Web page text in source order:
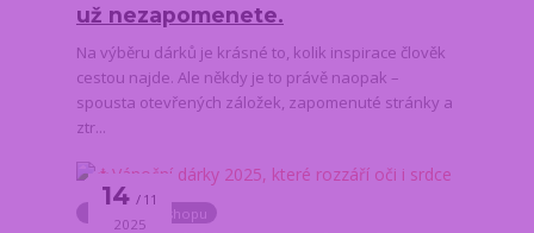
už nezapomenete.
Na výběru dárků je krásné to, kolik inspirace člověk
cestou najde. Ale někdy je to právě naopak –
spousta otevřených záložek, zapomenuté stránky a
ztr...
14 11
2025
Novinky z e-shopu